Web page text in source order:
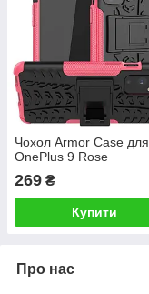
Чохол Armor Case для
OnePlus 9 Rose
269 ₴
Купити
Про нас